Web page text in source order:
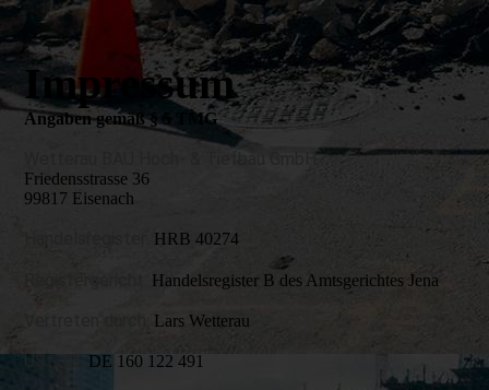
Impressum
Angaben gemäß § 5 TMG
Wetterau BAU Hoch- & Tiefbau GmbH
Friedensstrasse 36
99817 Eisenach
HRB 40274
Handelsregister B des Amtsgerichtes Jena
Lars Wetterau
USt.-ID:DE 160 122 491